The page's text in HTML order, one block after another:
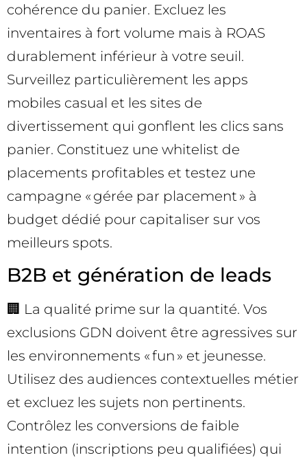
cohérence du panier. Excluez les
inventaires à fort volume mais à ROAS
durablement inférieur à votre seuil.
Surveillez particulièrement les apps
mobiles casual et les sites de
divertissement qui gonflent les clics sans
panier. Constituez une whitelist de
placements profitables et testez une
campagne « gérée par placement » à
budget dédié pour capitaliser sur vos
meilleurs spots.
B2B et génération de leads
🏢 La qualité prime sur la quantité. Vos
exclusions GDN doivent être agressives sur
les environnements « fun » et jeunesse.
Utilisez des audiences contextuelles métier
et excluez les sujets non pertinents.
Contrôlez les conversions de faible
intention (inscriptions peu qualifiées) qui